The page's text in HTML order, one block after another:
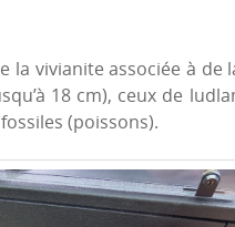
la vivianite associée à
18 cm), ceux de
(poissons).